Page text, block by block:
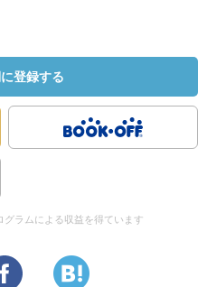
マネジメント・テキスト）
ジネス 大前研一/アタッカ
レジデント社
ミッド 浪江一公 ダイヤモ
登録する
ラムによる収益を得ています